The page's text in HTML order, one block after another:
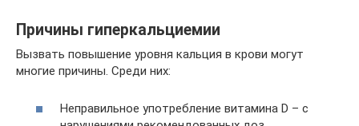
Причины гиперкальциемии
Вызвать повышение уровня кальция в крови могут
многие причины. Среди них:
Неправильное употребление витамина D – с